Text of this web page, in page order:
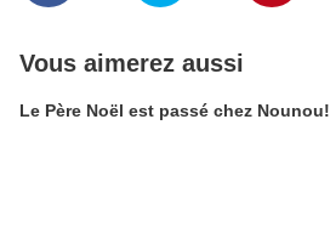
Vous aimerez aussi
Le Père Noël est passé chez Nounou!